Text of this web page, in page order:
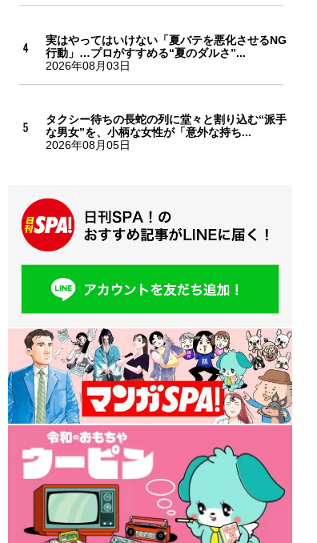
実はやってはいけない「夏バテを悪化させるNG
行動」…プロがすすめる“夏のダルさ”...
2026年08月03日
タクシー待ちの長蛇の列に堂々と割り込む“派手
な男女”を、小柄な女性が「意外な持ち...
2026年08月05日